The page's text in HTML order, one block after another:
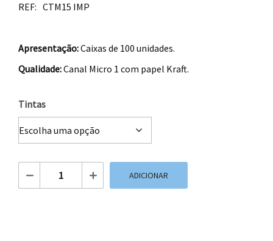
REF: CTM15 IMP
Apresentação:Caixas de 100 unidades.
Qualidade:Canal Micro 1 com papel Kraft.
Tintas
Quantidade de Caixas Impressas 21x15x04 cm
ADICIONAR